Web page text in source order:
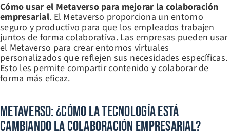
Cómo usar el Metaverso para mejorar la colaboración
empresarial. El Metaverso proporciona un entorno
seguro y productivo para que los empleados trabajen
juntos de forma colaborativa. Las empresas pueden usar
el Metaverso para crear entornos virtuales
personalizados que reflejen sus necesidades específicas.
Esto les permite compartir contenido y colaborar de
forma más eficaz.
Metaverso: ¿Cómo La Tecnología Está
Cambiando La Colaboración Empresarial?